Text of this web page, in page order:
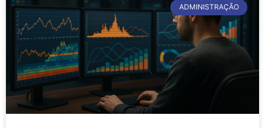
ADMINISTRAÇÃO